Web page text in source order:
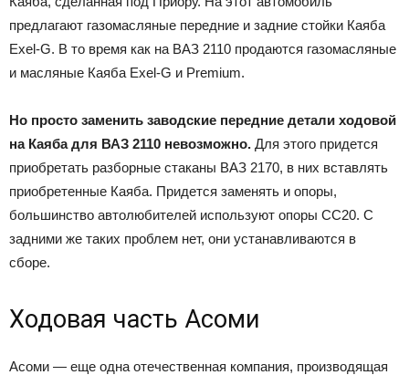
предлагают газомасляные передние и задние стойки Каяба
Exel-G. В то время как на ВАЗ 2110 продаются газомасляные
и масляные Каяба Exel-G и Premium.
Но просто заменить заводские передние детали ходовой
на Каяба для ВАЗ 2110 невозможно. Для этого придется
приобретать разборные стаканы ВАЗ 2170, в них вставлять
приобретенные Каяба. Придется заменять и опоры,
большинство автолюбителей используют опоры СС20. С
задними же таких проблем нет, они устанавливаются в
сборе.
Ходовая часть Асоми
Асоми — еще одна отечественная компания, производящая